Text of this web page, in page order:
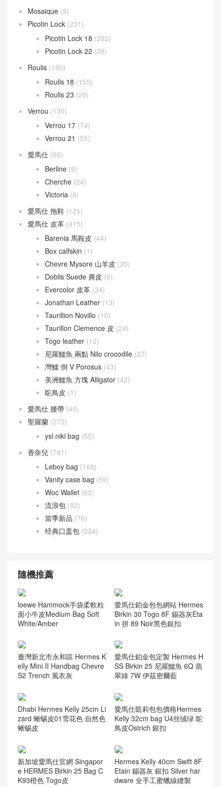
LOEWE 女包
LOEWE 男包
Mini kelly(946)
Kelly Mini 20
Mosaique(8)
Picotin Lock 22
Roulis
Roulis 23 (20)
Verrou(130)
Verrou 17(74)
Verrou 21 (55)
愛馬仕(60)
Berline(9)
Cherche(24)
Victoria(8)
愛馬仕 拖鞋(121)
愛馬仕 皮革(415)
Barenia 馬鞍皮(44)
Box calfskin(1)
Chevre Mysore 山羊皮
Doblis Suede 麂皮 (6)
Evercolor 皮革(34)
Jonathan Leather(13)
Taurillion Novillo
Taurillon Clemence 皮
Togo leather
尼羅鱷魚 兩點 Nilo crocodile
灣鱷 倒 V Porosus
鴕鳥皮
(1)
愛馬仕 腰帶(40)
聖羅蘭(272)
ysl niki bag(55)
香奈兒(741)
Woc Wallet
當季新品(76)
经典口盖包(224)
隨機推薦
面小牛皮Medium Bag Soft
White/Amber
Birkin 30 Togo 8F 錫器灰Eta
in 拼 89 Noir黑色銀扣
elly Mini II Handbag Chevre
S2 Trench 風衣灰
SS Birkin 25 尼羅鱷魚 6Q 翡
翠綠 7W 伊茲密爾藍